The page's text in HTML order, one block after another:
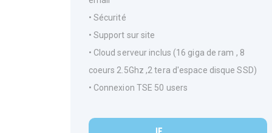
• Sécurité
• Support sur site
• Cloud serveur inclus (16 giga de ram , 8
coeurs 2.5Ghz ,2 tera d'espace disque SSD)
• Connexion TSE 50 users